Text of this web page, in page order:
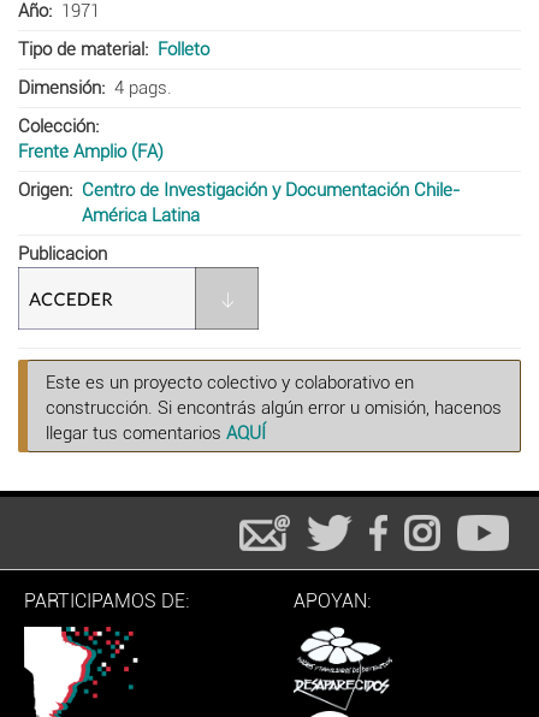
Año
1971
Tipo de material
Folleto
Dimensión
4 pags.
Colección
Frente Amplio (FA)
Origen
Centro de Investigación y Documentación Chile-
América Latina
Publicacion
Este es un proyecto colectivo y colaborativo en
construcción. Si encontrás algún error u omisión, hacenos
llegar tus comentarios AQUÍ
PARTICIPAMOS DE: APOYAN: